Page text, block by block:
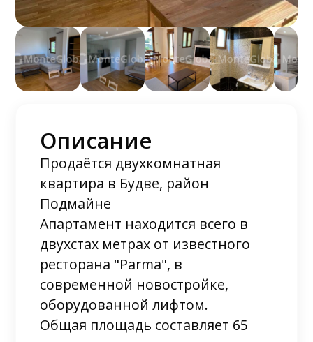
Описание
Продаётся двухкомнатная
квартира в Будве, район
Подмайне
Апартамент находится всего в
двухстах метрах от известного
ресторана "Parma", в
современной новостройке,
оборудованной лифтом.
Общая площадь составляет 65